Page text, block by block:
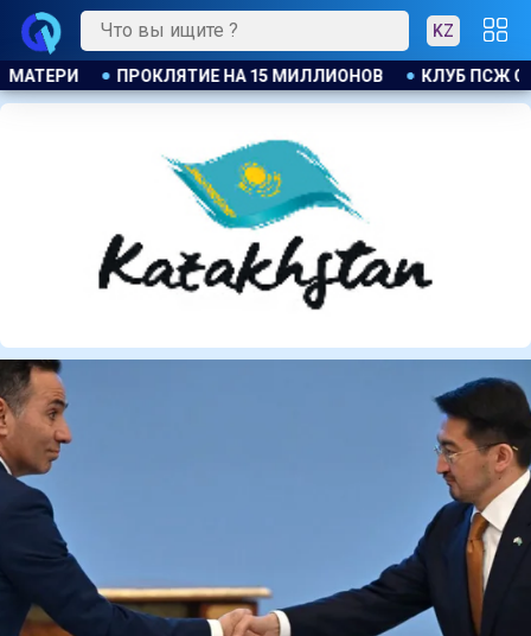
KZ
ПСЖ ОБЪЯВИЛ ОБ ОТКРЫТИИ СВОЕЙ ФУТБОЛЬНОЙ